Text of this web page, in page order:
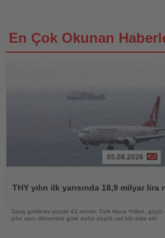
En Çok Okunan
05.08.2026
THY yılın ilk yarısında 18,9 milyar lira
Satış gelirlerini yüzde 43 artıran Türk Hava Yolları,
yılın aynı dönemine göre daha düşük net kâr elde etti